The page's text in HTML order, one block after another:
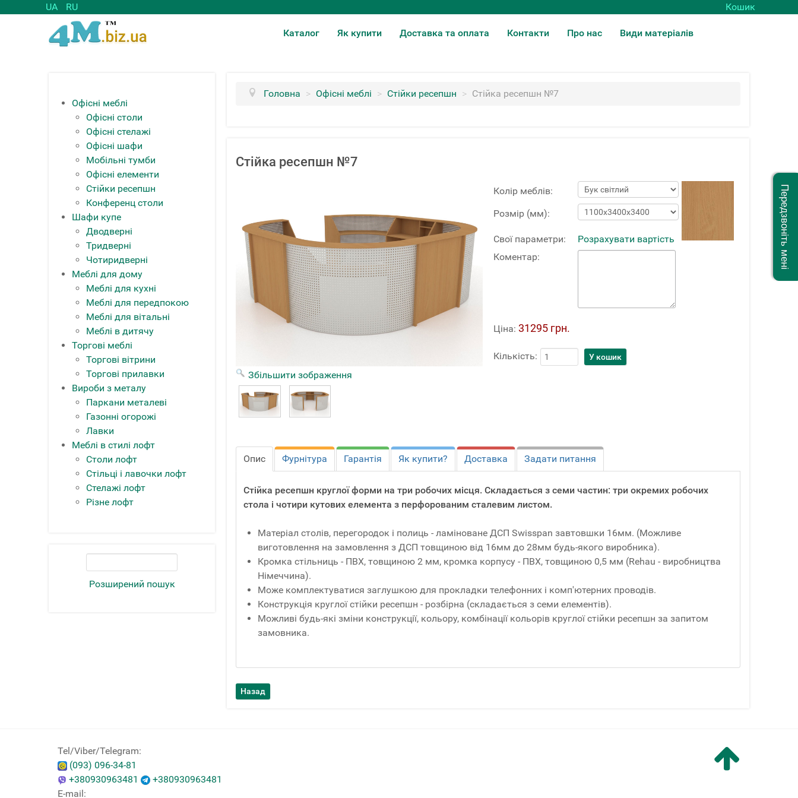
UA RU Кошик
Каталог Як купити Доставка та оплата Контакти Про нас Види матеріалів
Офісні меблі
Офісні столи
Офісні стелажі
Офісні шафи
Мобільні тумби
Офісні елементи
Стійки ресепшн
Конференц столи
Шафи купе
Дводверні
Тридверні
Чотиридверні
Меблі для дому
Меблі для кухні
Меблі для передпокою
Меблі для вітальні
Меблі в дитячу
Торгові меблі
Торгові вітрини
Торгові прилавки
Вироби з металу
Паркани металеві
Газонні огорожі
Лавки
Меблі в стилі лофт
Столи лофт
Стільці і лавочки лофт
Стелажі лофт
Різне лофт
Розширений пошук
Головна > Офісні меблі > Стійки ресепшн > Стійка ресепшн №7
Стійка ресепшн №7
Збільшити зображення
Колір меблів:
Розмір (мм):
Свої параметри:
Розрахувати вартість
Коментар:
Ціна: 31295 грн.
Кількість:
Опис Фурнітура Гарантія Як купити? Доставка Задати питання
Стійка ресепшн круглої форми на три робочих місця. Складається з семи частин: три окремих робочих
стола і чотири кутових елемента з перфорованим сталевим листом.
Матеріал столів, перегородок і полиць - ламіноване ДСП Swisspan завтовшки 16мм. (Можливе
виготовлення на замовлення з ДСП товщиною від 16мм до 28мм будь-якого виробника).
Кромка стільниць - ПВХ, товщиною 2 мм, кромка корпусу - ПВХ, товщиною 0,5 мм (Rehau - виробництва
Німеччина).
Може комплектуватися заглушкою для прокладки телефонних і комп'ютерних проводів.
Конструкція круглої стійки ресепшн - розбірна (складається з семи елементів).
Можливі будь-які зміни конструкції, кольору, комбінації кольорів круглої стійки ресепшн за запитом
замовника.
Tel/Viber/Telegram:
(093) 096-34-81
+380930963481
+380930963481
E-mail:
Передзвоніть мені